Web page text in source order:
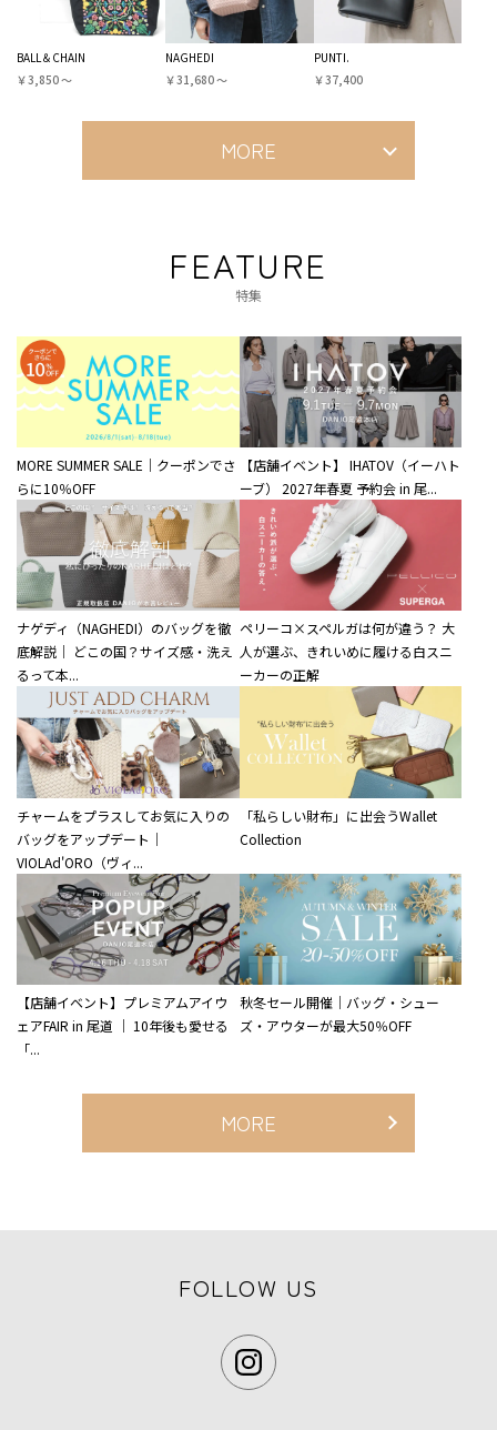
BALL＆CHAIN
￥3,850 〜
NAGHEDI
￥31,680 〜
PUNTI.
￥37,400
MORE
FEATURE
特集
MORE SUMMER SALE｜クーポンでさ
らに10％OFF
【店舗イベント】 IHATOV（イーハト
ーブ） 2027年春夏 予約会 in 尾...
ナゲディ（NAGHEDI）のバッグを徹
底解説｜ どこの国？サイズ感・洗え
るって本...
ペリーコ×スペルガは何が違う？ 大
人が選ぶ、きれいめに履ける白スニ
ーカーの正解
チャームをプラスしてお気に入りの
バッグをアップデート｜
VIOLAd'ORO（ヴィ...
「私らしい財布」に出会うWallet
Collection
【店舗イベント】プレミアムアイウ
ェアFAIR in 尾道 ｜ 10年後も愛せる
「...
秋冬セール開催｜バッグ・シュー
ズ・アウターが最大50％OFF
MORE
FOLLOW US